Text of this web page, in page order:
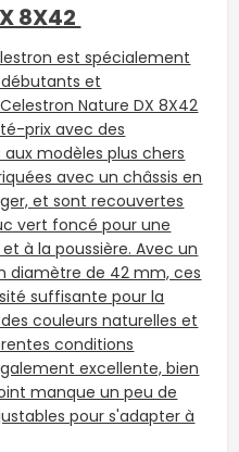
8X42
est spécialement
et
Nature DX 8X42
prix avec des
modèles plus chers
avec un châssis en
et sont recouvertes
vert foncé pour une
à la poussière. Avec un
diamètre de 42 mm, ces
suffisante pour la
couleurs naturelles et
conditions
excellente, bien
manque un peu de
pour s'adapter à